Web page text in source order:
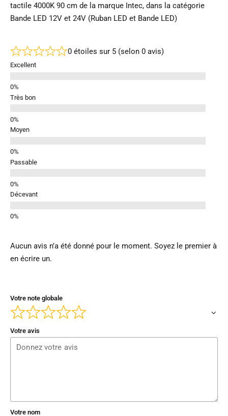
tactile 4000K 90 cm de la marque Intec, dans la catégorie
Bande LED 12V et 24V (Ruban LED et Bande LED)
0 étoiles sur 5 (selon 0 avis)
Excellent
Très bon
Moyen
Passable
Décevant
Aucun avis n’a été donné pour le moment. Soyez le premier à
en écrire un.
Votre note globale
Votre avis
Votre nom